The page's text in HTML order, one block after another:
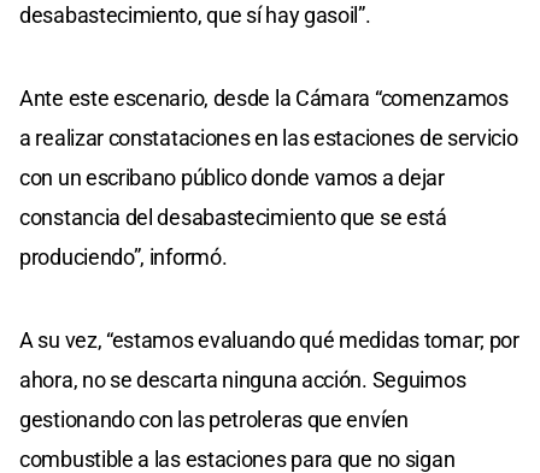
desabastecimiento, que sí hay gasoil”.
Ante este escenario, desde la Cámara “comenzamos
a realizar constataciones en las estaciones de servicio
con un escribano público donde vamos a dejar
constancia del desabastecimiento que se está
produciendo”, informó.
A su vez, “estamos evaluando qué medidas tomar; por
ahora, no se descarta ninguna acción. Seguimos
gestionando con las petroleras que envíen
combustible a las estaciones para que no sigan